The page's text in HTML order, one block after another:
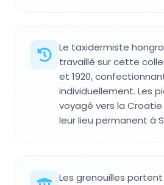
Le taxidermiste
travaillé sur cette
et 1920,
individuellement. Les
voyagé vers la
leur lieu permanent à
Les grenouilles